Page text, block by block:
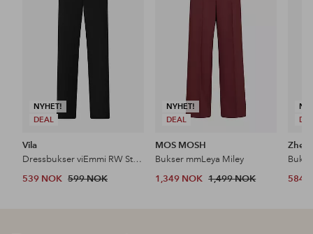
NYHET!
DEAL
Vila
Dressbukser viEmmi RW Straight Pant
539 NOK 599 NOK
NYHET!
DEAL
MOS MOSH
Bukser mmLeya Miley
1,349 NOK 1,499 NOK 584